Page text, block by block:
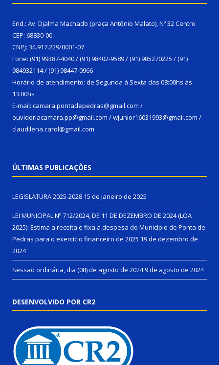
End.: Av. Djalma Machado (praça Antônio Malato), Nº 32 Centro
CEP: 68830-00
CNPJ: 34.917.229/0001-07
Fone: (91) 99387-4040 / (91) 98402-9589 / (91) 985270225 / (91)
984932114 / (91) 98447-0966
Horário de atendimento: de Segunda à Sexta das 08:00hs às
13:00hs
E-mail: camara.pontadepedras@gmail.com /
ouvidoriacamara.pp@gmail.com / wjunior16031993@gmail.com /
claudilena.carol@gmail.com
ÚLTIMAS PUBLICAÇÕES
LEGISLATURA 2025-2028 15 de janeiro de 2025
LEI MUNICIPAL Nº 712/2024, DE 11 DE DEZEMBRO DE 2024 (LOA
2025): Estima a receita e fixa a despesa do Município de Ponta de
Pedras para o exercício financeiro de 2025 19 de dezembro de
2024
Sessão ordinária, dia (08) de agosto de 20249 de agosto de 2024
DESENVOLVIDO POR CR2